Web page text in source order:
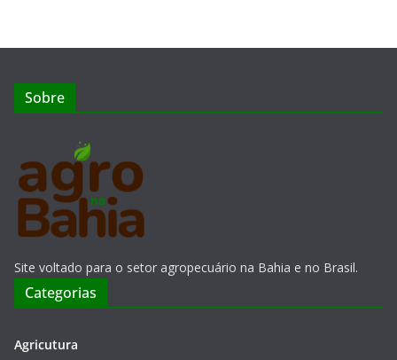
Sobre
Site voltado para o setor agropecuário na Bahia e no Brasil.
Categorias
Agricutura